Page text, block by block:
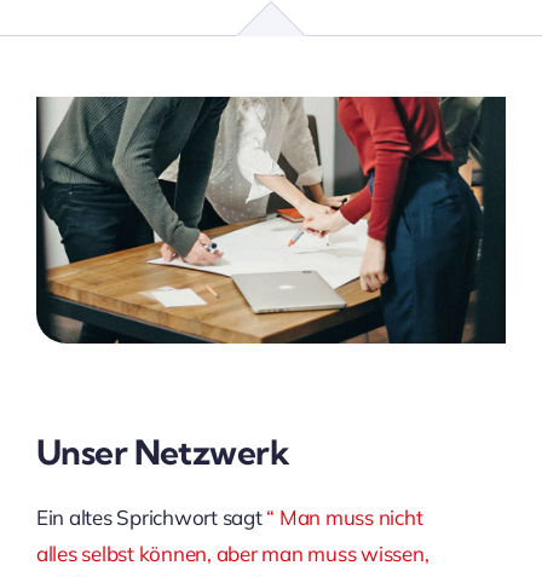
Unser Netzwerk
Ein altes Sprichwort sagt“ Man muss nicht
alles selbst können, aber man muss wissen,